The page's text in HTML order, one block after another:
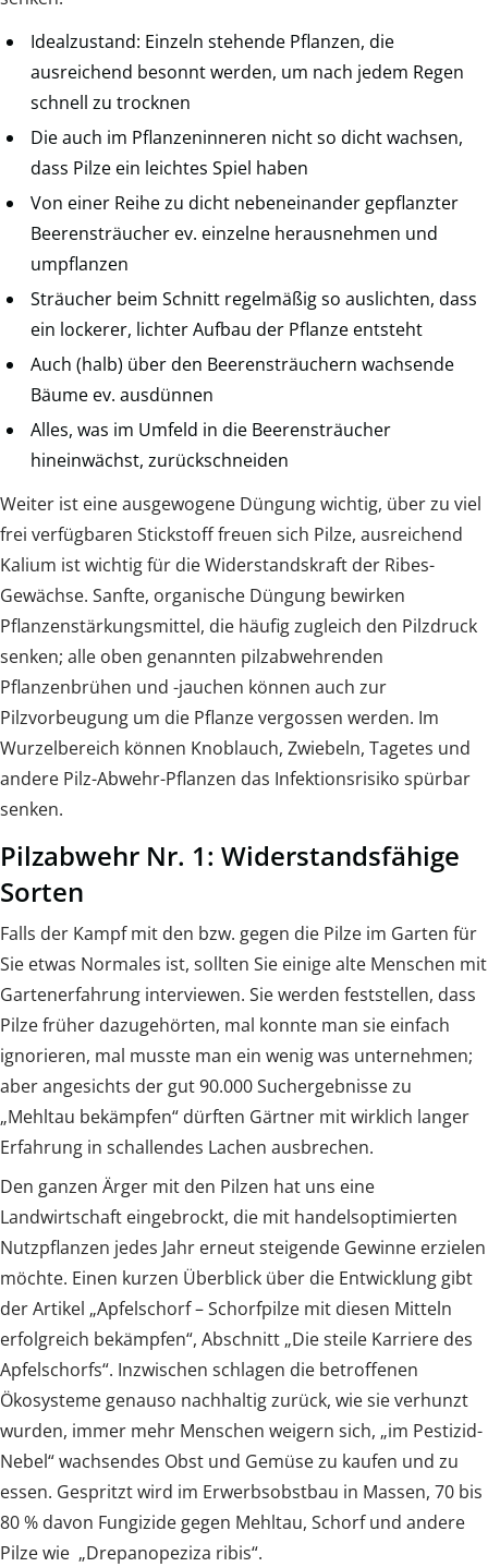
Idealzustand: Einzeln stehende Pflanzen, die
ausreichend besonnt werden, um nach jedem Regen
schnell zu trocknen
Die auch im Pflanzeninneren nicht so dicht wachsen,
dass Pilze ein leichtes Spiel haben
Von einer Reihe zu dicht nebeneinander gepflanzter
Beerensträucher ev. einzelne herausnehmen und
umpflanzen
Sträucher beim Schnitt regelmäßig so auslichten, dass
ein lockerer, lichter Aufbau der Pflanze entsteht
Auch (halb) über den Beerensträuchern wachsende
Bäume ev. ausdünnen
Alles, was im Umfeld in die Beerensträucher
hineinwächst, zurückschneiden
Weiter ist eine ausgewogene Düngung wichtig, über zu viel
frei verfügbaren Stickstoff freuen sich Pilze, ausreichend
Kalium ist wichtig für die Widerstandskraft der Ribes-
Gewächse. Sanfte, organische Düngung bewirken
Pflanzenstärkungsmittel, die häufig zugleich den Pilzdruck
senken; alle oben genannten pilzabwehrenden
Pflanzenbrühen und -jauchen können auch zur
Pilzvorbeugung um die Pflanze vergossen werden. Im
Wurzelbereich können Knoblauch, Zwiebeln, Tagetes und
andere Pilz-Abwehr-Pflanzen das Infektionsrisiko spürbar
senken.
Pilzabwehr Nr. 1: Widerstandsfähige
Sorten
Falls der Kampf mit den bzw. gegen die Pilze im Garten für
Sie etwas Normales ist, sollten Sie einige alte Menschen mit
Gartenerfahrung interviewen. Sie werden feststellen, dass
Pilze früher dazugehörten, mal konnte man sie einfach
ignorieren, mal musste man ein wenig was unternehmen;
aber angesichts der gut 90.000 Suchergebnisse zu
„Mehltau bekämpfen“ dürften Gärtner mit wirklich langer
Erfahrung in schallendes Lachen ausbrechen.
Den ganzen Ärger mit den Pilzen hat uns eine
Landwirtschaft eingebrockt, die mit handelsoptimierten
Nutzpflanzen jedes Jahr erneut steigende Gewinne erzielen
möchte. Einen kurzen Überblick über die Entwicklung gibt
der Artikel „Apfelschorf – Schorfpilze mit diesen Mitteln
erfolgreich bekämpfen“, Abschnitt „Die steile Karriere des
Apfelschorfs“. Inzwischen schlagen die betroffenen
Ökosysteme genauso nachhaltig zurück, wie sie verhunzt
wurden, immer mehr Menschen weigern sich, „im Pestizid-
Nebel“ wachsendes Obst und Gemüse zu kaufen und zu
essen. Gespritzt wird im Erwerbsobstbau in Massen, 70 bis
80 % davon Fungizide gegen Mehltau, Schorf und andere
Pilze wie „Drepanopeziza ribis“.